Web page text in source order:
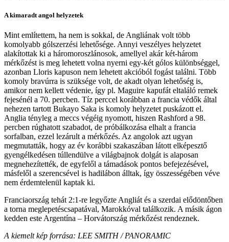
A kimaradt angol helyzetek
Mint említettem, ha nem is sokkal, de Angliának volt több
komolyabb gólszerzési lehetősége. Annyi veszélyes helyzetet
alakítottak ki a háromoroszlánosok, amellyel akár két-három
mérkőzést is meg lehetett volna nyerni egy-két gólos különbséggel,
azonban Lloris kapuson nem lehetett akcióból fogást találni. Több
komoly bravúrra is szüksége volt, de akadt olyan lehetőség is,
amikor nem kellett védenie, így pl. Maguire kapufát eltaláló remek
fejesénél a 70. percben. Tíz perccel korábban a francia védők által
nehezen tartott Bukayo Saka is komoly helyzetet puskázott el.
Anglia tényleg a meccs végéig nyomott, hiszen Rashford a 98.
percben rúghatott szabadot, de próbálkozása elhalt a francia
sorfalban, ezzel lezárult a mérkőzés. Az angolok azt ugyan
megmutatták, hogy az év korábbi szakaszában látott elképesztő
gyengélkedésen túllendülve a világbajnok dolgát is alaposan
megnehezítették, de egyfelől a támadások pontos befejezésével,
másfelől a szerencsével is hadilábon álltak, így összességében véve
nem érdemtelenül kaptak ki.
Franciaország tehát 2:1-re legyőzte Angliát és a szerdai elődöntőben
a torna meglepetéscsapatával, Marokkóval találkozik. A másik ágon
kedden este Argentína – Horvátország mérkőzést rendeznek.
A kiemelt kép forrása: LEE SMITH / PANORAMIC